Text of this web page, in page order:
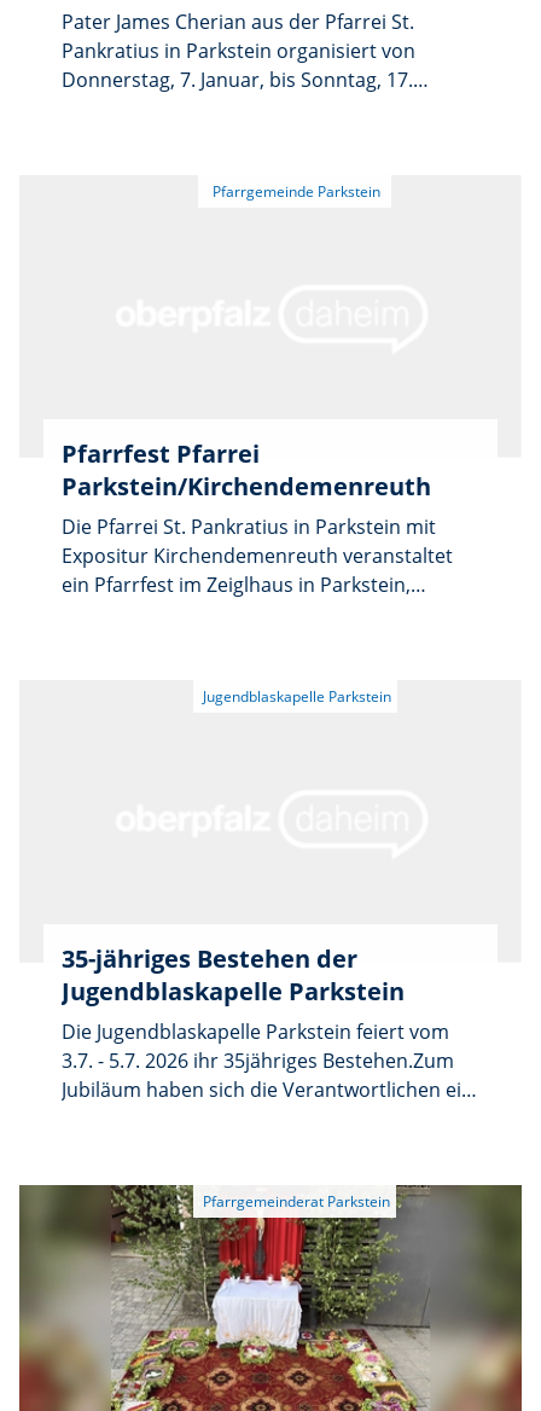
Pater James Cherian aus der Pfarrei St.
Pankratius in Parkstein organisiert von
Donnerstag, 7. Januar, bis Sonntag, 17.
Pfarrangehörigen, sondern an alle
jamesmudakodil@gmail.com oder unter
Telefon 09602/57 73 anmelden.
Pfarrfest Pfarrei
Parkstein/Kirchendemenreuth
Die Pfarrei St. Pankratius in Parkstein mit
Expositur Kirchendemenreuth veranstaltet
ein Pfarrfest im Zeiglhaus in Parkstein,
Jugendblaskapelle Parkstein
35-jähriges Bestehen der
Jugendblaskapelle Parkstein
Die Jugendblaskapelle Parkstein feiert vom
3.7. - 5.7. 2026 ihr 35jähriges Bestehen.Zum
Jubiläum haben sich die Verantwortlichen ein
Vulkanmuseum eröffnet, es wirken mit die
Blaskapelle Reuth, die Neuhauser Boum und
die Jugendblaskapelle Parkstein. Am Samstag
findet ab 16 Uhr der Festbetrieb vor dem
Vulkanmuseum mit den Sitzweilmusikanten
statt. Kulinarisch gibt es u.a. Spanferkel und
Kaffe und Kuchen. Ab 20 uhr startet dann ein